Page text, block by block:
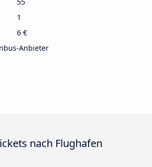
1
6 €
Anbieter
nach Flughafen